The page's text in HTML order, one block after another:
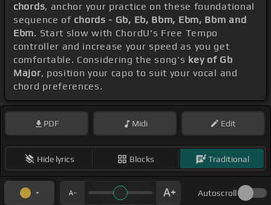
chords, anchor your practice on these foundational
sequence of chords - Gb, Eb, Bbm, Ebm, Bbm and
Ebm. Start slow with ChordU's Free Tempo
controller and increase your speed as you get
comfortable. Considering the song's key of Gb
Major, position your capo to suit your vocal and
chord preferences.
PDF Midi Edit
Hide lyrics Blocks Traditional
Autoscroll